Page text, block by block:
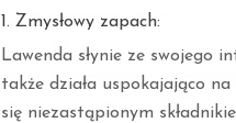
1. Zmysłowy zapach:
Lawenda słynie ze swojego
także działa uspokajająco
się niezastąpionym